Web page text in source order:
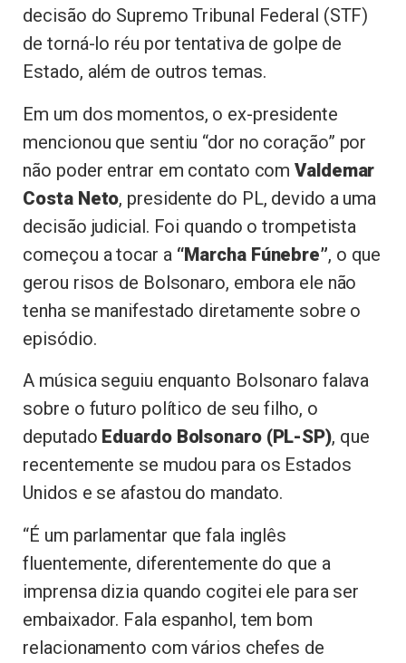
decisão do Supremo Tribunal Federal (STF)
de torná-lo réu por tentativa de golpe de
Estado, além de outros temas.
Em um dos momentos, o ex-presidente
mencionou que sentiu “dor no coração” por
não poder entrar em contato comValdemar
Costa Neto, presidente do PL, devido a uma
decisão judicial. Foi quando o trompetista
começou a tocar a “Marcha Fúnebre”, o que
gerou risos de Bolsonaro, embora ele não
tenha se manifestado diretamente sobre o
episódio.
A música seguiu enquanto Bolsonaro falava
sobre o futuro político de seu filho, o
deputado Eduardo Bolsonaro (PL-SP), que
recentemente se mudou para os Estados
Unidos e se afastou do mandato.
“É um parlamentar que fala inglês
fluentemente, diferentemente do que a
imprensa dizia quando cogitei ele para ser
embaixador. Fala espanhol, tem bom
relacionamento com vários chefes de